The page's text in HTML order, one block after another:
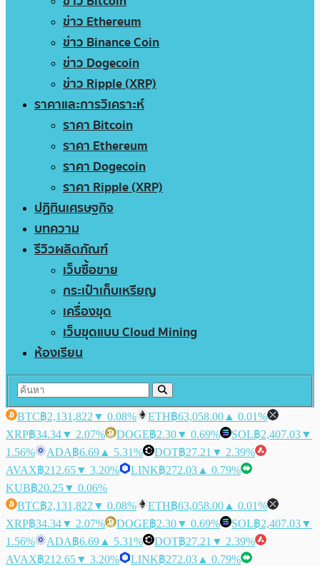
ข่าว Ethereum
ข่าว Binance Coin
ข่าว Dogecoin
ข่าว Ripple (XRP)
ราคาและการวิเคราะห์
ราคา Bitcoin
ราคา Ethereum
ราคา Dogecoin
ราคา Ripple (XRP)
ปฏิทินเศรษฐกิจ
บทความ
รีวิวผลิตภัณฑ์
เว็บซื้อขาย
กระเป๋าเก็บเหรียญ
เครื่องขุด
เว็บขุดแบบ Cloud Mining
ห้องเรียน
BTC฿2,131,822 ▼ 0.08% ETH฿63,058.00 ▲ 0.01%
XRP฿34.34▼ 2.07% DOGE฿2.30▼ 0.69% SOL฿2,407.03▼
1.56%
ADA฿6.69 ▲ 5.31% DOT฿27.21 ▼ 2.39%
AVAX฿212.65▼ 3.20% LINK฿272.03 ▲ 0.79%
KUB฿20.25▼ 0.06%
BTC฿2,131,822 ▼ 0.08% ETH฿63,058.00 ▲ 0.01%
XRP฿34.34▼ 2.07% DOGE฿2.30▼ 0.69% SOL฿2,407.03▼
1.56%
ADA฿6.69 ▲ 5.31% DOT฿27.21 ▼ 2.39%
AVAX฿212.65▼ 3.20% LINK฿272.03 ▲ 0.79%